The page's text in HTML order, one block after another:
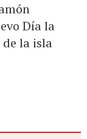
Día la
la isla